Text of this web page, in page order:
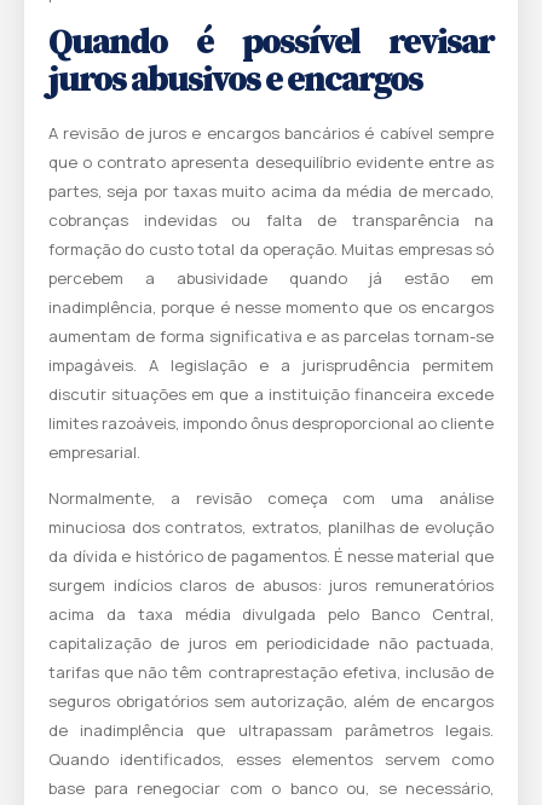
Quando é possível revisar
juros abusivos e encargos
A revisão de juros e encargos bancários é cabível sempre
que o contrato apresenta desequilíbrio evidente entre as
partes, seja por taxas muito acima da média de mercado,
cobranças indevidas ou falta de transparência na
formação do custo total da operação. Muitas empresas só
percebem a abusividade quando já estão em
inadimplência, porque é nesse momento que os encargos
aumentam de forma significativa e as parcelas tornam-se
impagáveis. A legislação e a jurisprudência permitem
discutir situações em que a instituição financeira excede
limites razoáveis, impondo ônus desproporcional ao cliente
empresarial.
Normalmente, a revisão começa com uma análise
minuciosa dos contratos, extratos, planilhas de evolução
da dívida e histórico de pagamentos. É nesse material que
surgem indícios claros de abusos: juros remuneratórios
acima da taxa média divulgada pelo Banco Central,
capitalização de juros em periodicidade não pactuada,
tarifas que não têm contraprestação efetiva, inclusão de
seguros obrigatórios sem autorização, além de encargos
de inadimplência que ultrapassam parâmetros legais.
Quando identificados, esses elementos servem como
base para renegociar com o banco ou, se necessário,